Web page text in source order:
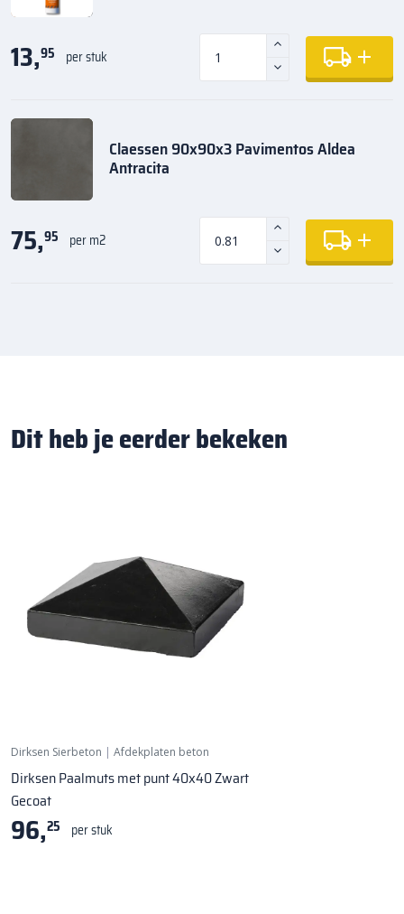
13,95 per stuk
Claessen 90x90x3 Pavimentos Aldea
Antracita
75,95 per m2
Dit heb je eerder bekeken
Dirksen Sierbeton | Afdekplaten beton
Dirksen Paalmuts met punt 40x40 Zwart
Gecoat
96,25 per stuk